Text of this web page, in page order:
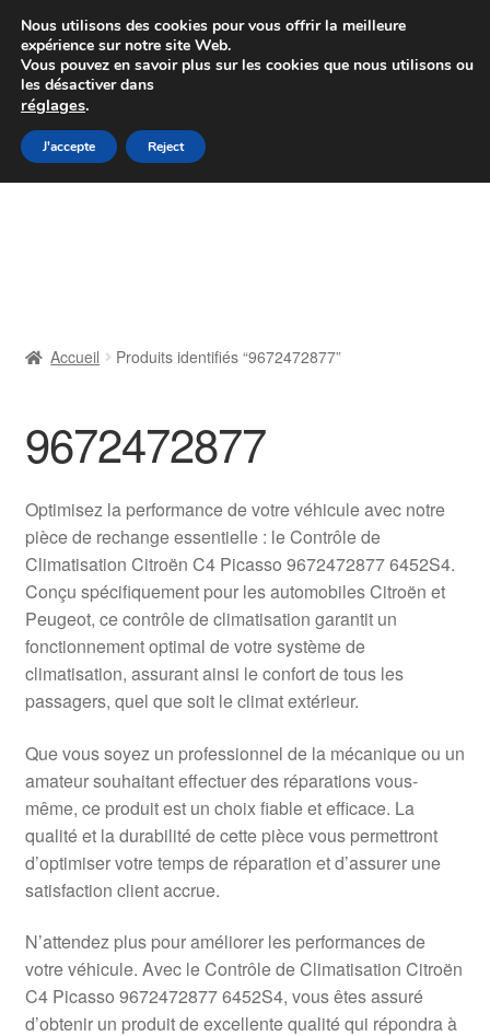
Colissimo livraison à partir de 7 EUR
Du lundi au vendredi de 9 h à 16 h
Aller
à
Aller
au
Livraison
Livraison internationale
Mon compte
Paiements
Panier
Politique de confidentialité
Procédure de Réclamation
Accueil Produits identifiés “9672472877”
9672472877
Optimisez la performance de votre véhicule avec notre
pièce de rechange essentielle : le Contrôle de
Climatisation Citroën C4 Picasso 9672472877 6452S4.
Conçu spécifiquement pour les automobiles Citroën et
Peugeot, ce contrôle de climatisation garantit un
fonctionnement optimal de votre système de
climatisation, assurant ainsi le confort de tous les
passagers, quel que soit le climat extérieur.
Que vous soyez un professionnel de la mécanique ou un
amateur souhaitant effectuer des réparations vous-
même, ce produit est un choix fiable et efficace. La
qualité et la durabilité de cette pièce vous permettront
d’optimiser votre temps de réparation et d’assurer une
satisfaction client accrue.
N’attendez plus pour améliorer les performances de
votre véhicule. Avec le Contrôle de Climatisation Citroën
C4 Picasso 9672472877 6452S4, vous êtes assuré
d’obtenir un produit de excellente qualité qui répondra à
Nous utilisons des cookies pour vous offrir la meilleure
expérience sur notre site Web.
Vous pouvez en savoir plus sur les cookies que nous utilisons ou
les désactiver dans
réglages.
J'accepte Reject